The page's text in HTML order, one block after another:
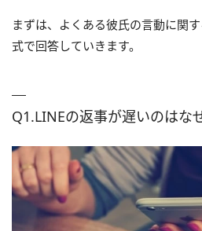
Q8.けんかをしても謝らないのはど
まずは、よくある彼氏の言動に関
式で回答していきます。
Q1.LINEの返事が遅いのはな